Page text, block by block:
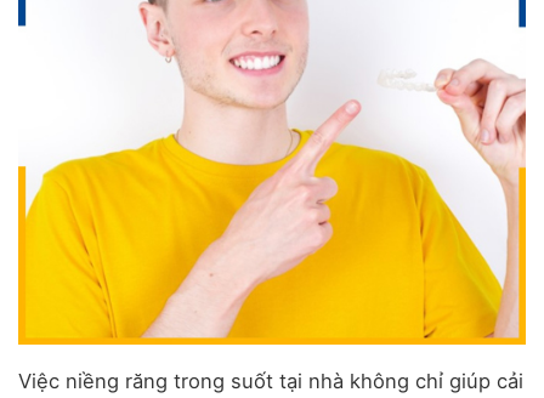
Việc niềng răng trong suốt tại nhà không chỉ giúp cải